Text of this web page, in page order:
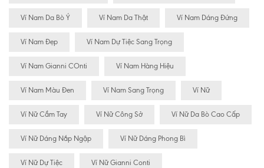
Ví Nam Da Bò Ý Ví Nam Da Thật Ví Nam Dáng Đứng
Ví Nam Đẹp Ví Nam Dự Tiệc Sang Trọng
Ví Nam Gianni COnti Ví Nam Hàng Hiệu
Ví Nam Màu Đen Ví Nam Sang Trọng Ví Nữ
Ví Nữ Cầm Tay Ví Nữ Công Sở Ví Nữ Da Bò Cao Cấp
Ví Nữ Dáng Nắp Ngập Ví Nữ Dáng Phong Bì
Ví Nữ Dự Tiệc Ví Nữ Gianni Conti